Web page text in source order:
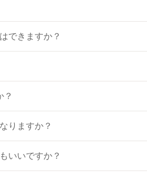
できますか？
？
りますか？
いいですか？